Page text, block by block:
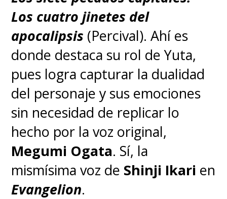
Los cuatro jinetes del
apocalipsis (Percival). Ahí es
donde destaca su rol de Yuta,
pues logra capturar la dualidad
del personaje y sus emociones
sin necesidad de replicar lo
hecho por la voz original,
Megumi Ogata. Sí, la
mismísima voz de Shinji Ikari en
Evangelion.